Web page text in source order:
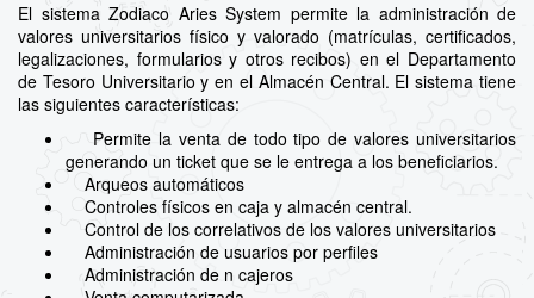
El sistema Zodiaco Aries System permite la administración de
valores universitarios físico y valorado (matrículas, certificados,
legalizaciones, formularios y otros recibos) en el Departamento
de Tesoro Universitario y en el Almacén Central. El sistema tiene
las siguientes características:
Permite la venta de todo tipo de valores universitarios
generando un ticket que se le entrega a los beneficiarios.
Arqueos automáticos
Controles físicos en caja y almacén central.
Control de los correlativos de los valores universitarios
Administración de usuarios por perfiles
Administración de n cajeros